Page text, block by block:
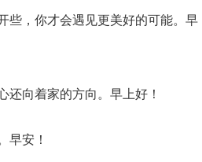
些，你才会遇见更美好的可能。早
向着家的方向。早上好！
早安！